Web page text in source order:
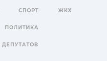
СПОРТ ЖКХ
ПОЛИТИКА
ДЕПУТАТОВ